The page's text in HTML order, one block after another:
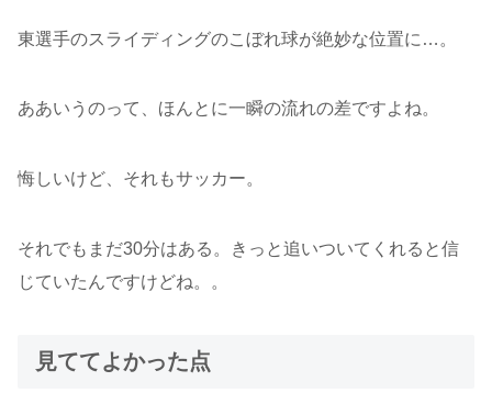
東選手のスライディングのこぼれ球が絶妙な位置に…。
ああいうのって、ほんとに一瞬の流れの差ですよね。
悔しいけど、それもサッカー。
それでもまだ30分はある。きっと追いついてくれると信
じていたんですけどね。。
見ててよかった点